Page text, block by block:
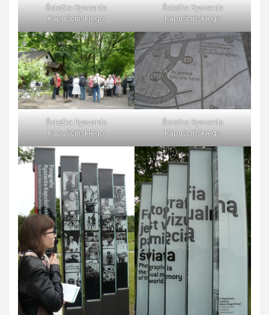
Ścieżka Ryszarda
Kapuścińskiego
Ścieżka Ryszarda
Kapuścińskiego
Ścieżka Ryszarda
Kapuścińskiego
Ścieżka Ryszarda
Kapuścińskiego